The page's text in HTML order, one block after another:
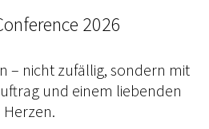
2026
– nicht zufällig, sondern mit
und einem liebenden
Herzen.